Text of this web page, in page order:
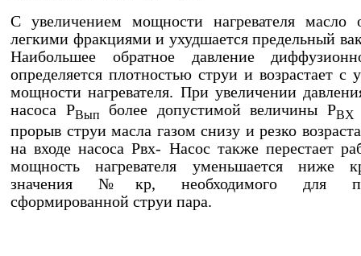
С увеличением мощности нагревателя масло
легкими фракциями и ухудшается предельный
Наибольшее обратное давление
определяется плотностью струи и возрастает с
мощности нагревателя. При увеличении
насоса РВып более допустимой величины РВХ
прорыв струи масла газом снизу и резко
на входе насоса Рвх- Насос также перестает
мощность нагревателя уменьшается ниже
значения №кр, необходимого для
сформированной струи пара.